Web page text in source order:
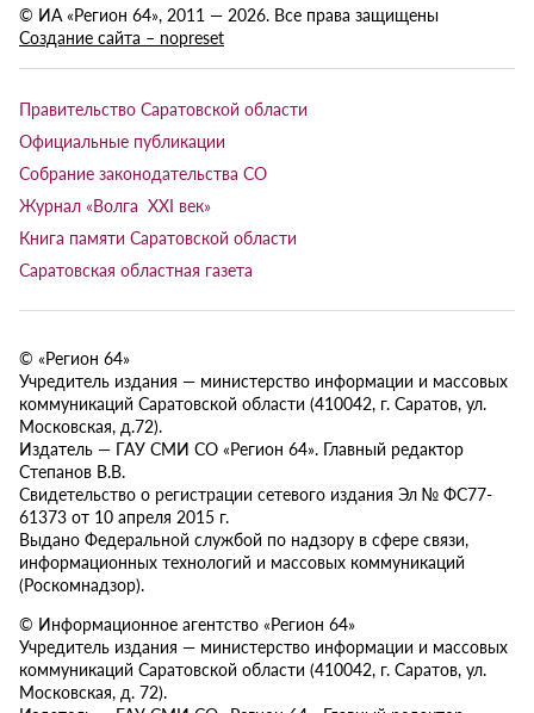
© ИА «Регион 64», 2011 — 2026. Все права защищены
Создание сайта – nopreset
Правительство Саратовской области
Официальные публикации
Собрание законодательства СО
Журнал «Волга XXI век»
Книга памяти Саратовской области
Саратовская областная газета
© «Регион 64»
Учредитель издания — министерство информации и массовых
коммуникаций Саратовской области (410042, г. Саратов, ул.
Московская, д.72).
Издатель — ГАУ СМИ СО «Регион 64». Главный редактор
Степанов В.В.
Свидетельство о регистрации сетевого издания Эл № ФС77-
61373 от 10 апреля 2015 г.
Выдано Федеральной службой по надзору в сфере связи,
информационных технологий и массовых коммуникаций
(Роскомнадзор).
© Информационное агентство «Регион 64»
Учредитель издания — министерство информации и массовых
коммуникаций Саратовской области (410042, г. Саратов, ул.
Московская, д. 72).